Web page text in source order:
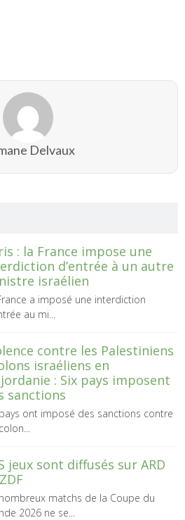
Delvaux
: la France impose une
d’entrée à un autre
israélien
a imposé une interdiction
au mi...
contre les Palestiniens
israéliens en
: Six pays imposent
sanctions
ont imposé des sanctions contre
jeux sont diffusés sur ARD
matchs de la Coupe du
2026 ne se...